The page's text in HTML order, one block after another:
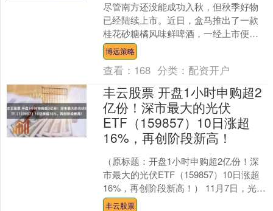
尽管南方还没能成功入秋，但秋季好物
已经陆续上市。近日，盒马推出了一款
桂花砂糖橘风味鲜啤酒，一经上市便成
为社交平台上的“宠儿”。 盒马数据显示，
在“十一”期间，以....
博远策略
查看： 168 分类： 配资开户
丰云股票 开盘1小时申购超2
亿份！深市最大的光伏
ETF（159857）10日涨超
16%，再创阶段新高！
（原标题：开盘1小时申购超2亿份！深
市最大的光伏ETF（159857）10日涨超
16%，再创阶段新高！） 11月7日，光伏
概念早盘活跃。相关 ETF中，光伏ET....
丰云股票